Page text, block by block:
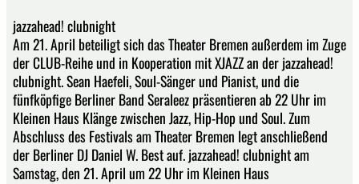
jazzahead! clubnight
Am 21. April beteiligt sich das Theater Bremen außerdem im Zuge
der CLUB-Reihe und in Kooperation mit XJAZZ an der jazzahead!
clubnight. Sean Haefeli, Soul-Sänger und Pianist, und die
fünfköpfige Berliner Band Seraleez präsentieren ab 22 Uhr im
Kleinen Haus Klänge zwischen Jazz, Hip-Hop und Soul. Zum
Abschluss des Festivals am Theater Bremen legt anschließend
der Berliner DJ Daniel W. Best auf. jazzahead! clubnight am
Samstag, den 21. April um 22 Uhr im Kleinen Haus